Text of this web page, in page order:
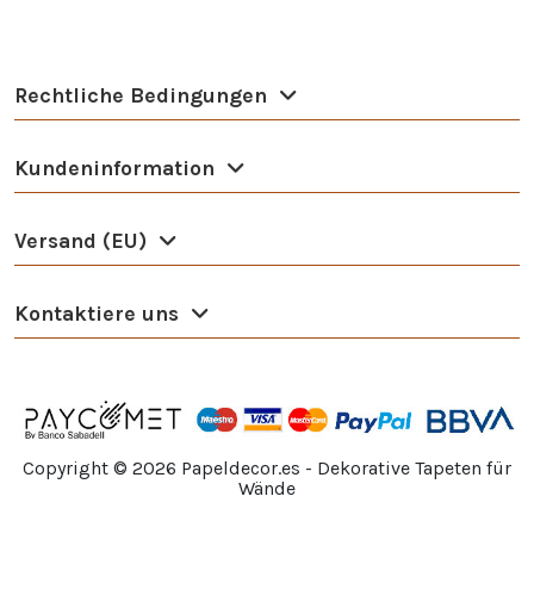
Rechtliche Bedingungen
Kundeninformation
Versand (EU)
Kontaktiere uns
Copyright © 2026 Papeldecor.es - Dekorative Tapeten für
Wände